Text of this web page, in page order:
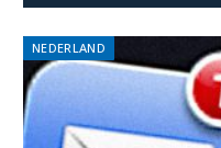
NEDERLAND